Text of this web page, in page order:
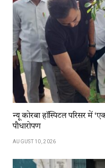
न्यू कोरबा हॉस्पिटल परिसर में
पौधारोपण
AUGUST 10, 2026